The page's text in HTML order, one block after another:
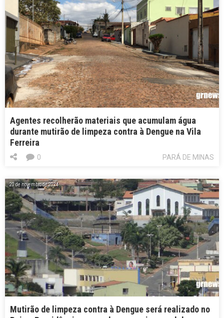
Agentes recolherão materiais que acumulam água
durante mutirão de limpeza contra à Dengue na Vila
Ferreira
PARÁ DE MINAS
0
20 de novembro de 2024
Mutirão de limpeza contra à Dengue será realizado no